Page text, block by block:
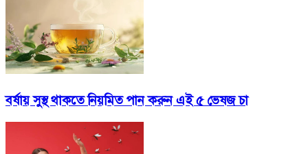
বর্ষায় সুস্থ থাকতে নিয়মিত পান করুন এই ৫ ভেষজ চা